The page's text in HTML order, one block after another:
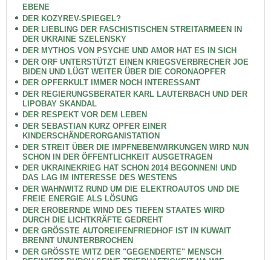
EBENE
DER KOZYREV-SPIEGEL?
DER LIEBLING DER FASCHISTISCHEN STREITARMEEN IN
DER UKRAINE SZELENSKY
DER MYTHOS VON PSYCHE UND AMOR HAT ES IN SICH
DER ORF UNTERSTÜTZT EINEN KRIEGSVERBRECHER JOE
BIDEN UND LÜGT WEITER ÜBER DIE CORONAOPFER
DER OPFERKULT IMMER NOCH INTERESSANT
DER REGIERUNGSBERATER KARL LAUTERBACH UND DER
LIPOBAY SKANDAL
DER RESPEKT VOR DEM LEBEN
DER SEBASTIAN KURZ OPFER EINER
KINDERSCHÄNDERORGANISTATION
DER STREIT ÜBER DIE IMPFNEBENWIRKUNGEN WIRD NUN
SCHON IN DER ÖFFENTLICHKEIT AUSGETRAGEN
DER UKRAINEKRIEG HAT SCHON 2014 BEGONNEN! UND
DAS LAG IM INTERESSE DES WESTENS
DER WAHNWITZ RUND UM DIE ELEKTROAUTOS UND DIE
FREIE ENERGIE ALS LÖSUNG
DER EROBERNDE WIND DES TIEFEN STAATES WIRD
DURCH DIE LICHTKRÄFTE GEDREHT
DER GRÖSSTE AUTOREIFENFRIEDHOF IST IN KUWAIT
BRENNT UNUNTERBROCHEN
DER GRÖSSTE WITZ DER "GEGENDERTE" MENSCH